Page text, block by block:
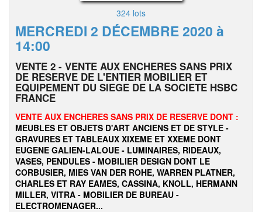
324 lots
MERCREDI 2 DÉCEMBRE 2020 à
14:00
VENTE 2 - VENTE AUX ENCHERES SANS PRIX
DE RESERVE DE L'ENTIER MOBILIER ET
EQUIPEMENT DU SIEGE DE LA SOCIETE HSBC
FRANCE
VENTE AUX ENCHERES SANS PRIX DE RESERVE DONT :
MEUBLES ET OBJETS D'ART ANCIENS ET DE STYLE -
GRAVURES ET TABLEAUX XIXEME ET XXEME DONT
EUGENE GALIEN-LALOUE - LUMINAIRES, RIDEAUX,
VASES, PENDULES - MOBILIER DESIGN DONT LE
CORBUSIER, MIES VAN DER ROHE, WARREN PLATNER,
CHARLES ET RAY EAMES, CASSINA, KNOLL, HERMANN
MILLER, VITRA - MOBILIER DE BUREAU -
ELECTROMENAGER...